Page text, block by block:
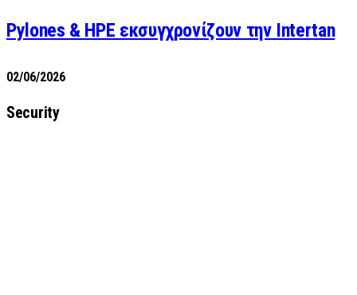
Pylones & HPE εκσυγχρονίζουν την Intertan
02/06/2026
Security